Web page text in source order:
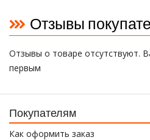
Отзывы
Отзывы о товаре отсутствуют.
первым
Покупателям
Как оформить заказ